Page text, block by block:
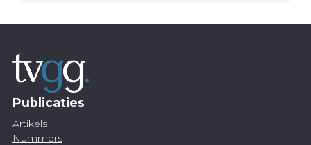
Publicaties
Artikels
Nummers